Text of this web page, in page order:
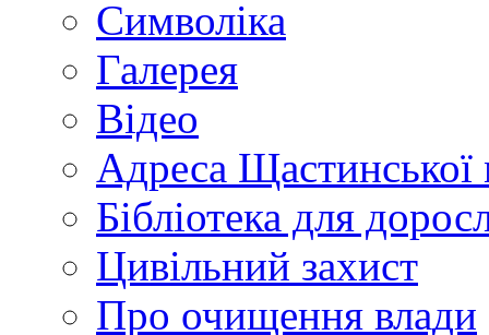
Символіка
Галерея
Відео
Адреса Щастинської
Бібліотека для
Цивільний захист
Про очищення влади